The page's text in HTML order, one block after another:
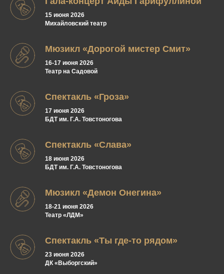
15 июня 2026
Михайловский театр
Мюзикл «Дорогой мистер Смит»
16-17 июня 2026
Театр на Садовой
Спектакль «Гроза»
17 июня 2026
БДТ им. Г.А. Товстоногова
Спектакль «Слава»
18 июня 2026
БДТ им. Г.А. Товстоногова
Мюзикл «Демон Онегина»
18-21 июня 2026
Театр «ЛДМ»
Спектакль «Ты где-то рядом»
23 июня 2026
ДК «Выборгский»